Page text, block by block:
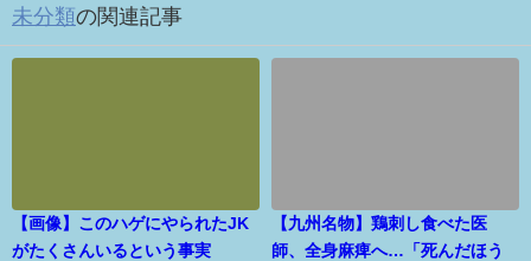
未分類の関連記事
【画像】このハゲにやられたJK
がたくさんいるという事実
【九州名物】鶏刺し食べた医
師、全身麻痺へ…「死んだほう